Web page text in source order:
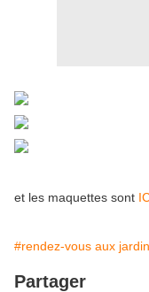
et les maquettes sont
#rendez-vous aux
Partager